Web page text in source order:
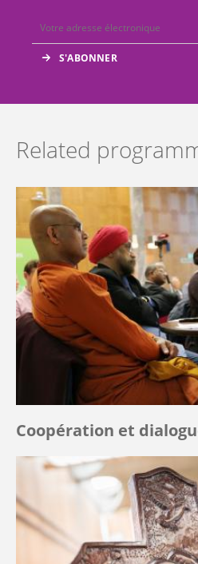
Related
Coopération et